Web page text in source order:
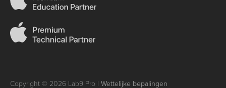
Copyright © 2026 Lab9 Pro | Wettelijke bepalingen